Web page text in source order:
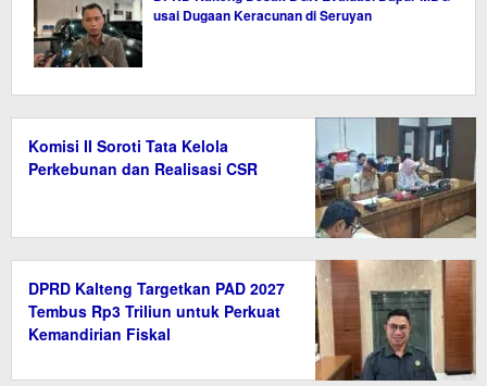
usai Dugaan Keracunan di Seruyan
Komisi II Soroti Tata Kelola
Perkebunan dan Realisasi CSR
DPRD Kalteng Targetkan PAD 2027
Tembus Rp3 Triliun untuk Perkuat
Kemandirian Fiskal